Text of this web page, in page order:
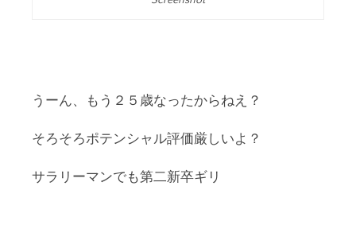
うーん、もう２５歳なったからねえ？
そろそろポテンシャル評価厳しいよ？
サラリーマンでも第二新卒ギリ